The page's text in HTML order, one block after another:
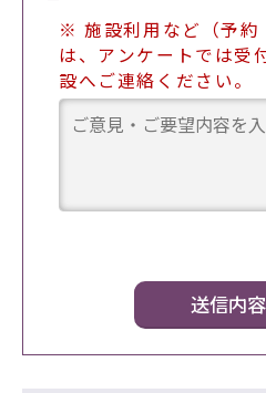
※ 施設利用など（予約
は、アンケートでは受
設へご連絡ください。